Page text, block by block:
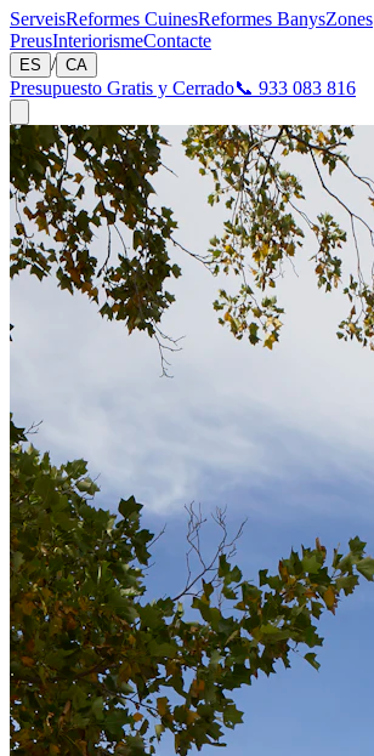
ServeisReformes CuinesReformes BanysZones
PreusInteriorismeContacte
ES / CA
Presupuesto Gratis y Cerrado📞 933 083 816